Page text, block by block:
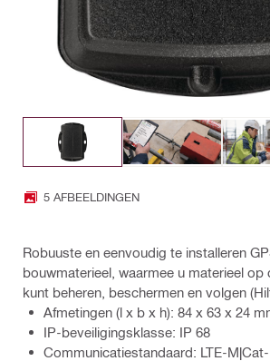
5 AFBEELDINGEN
Robuuste en eenvoudig te installeren
bouwmaterieel, waarmee u materieel op
kunt beheren, beschermen en volgen
Afmetingen (l x b x h): 84 x 63 x 24
IP-beveiligingsklasse: IP 68
Communicatiestandaard: LTE-